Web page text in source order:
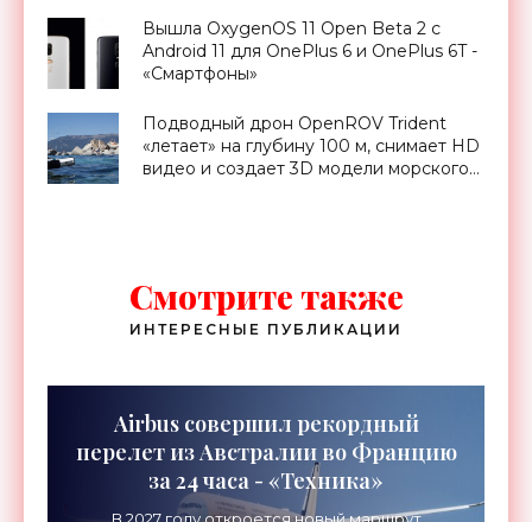
Вышла OxygenOS 11 Open Beta 2 с
Android 11 для OnePlus 6 и OnePlus 6T -
«Смартфоны»
Подводный дрон OpenROV Trident
«летает» на глубину 100 м, снимает HD
видео и создает 3D модели морского
Смотрите также
ИНТЕРЕСНЫЕ ПУБЛИКАЦИИ
Airbus совершил рекордный
перелет из Австралии во Францию
за 24 часа - «Техника»
В 2027 году откроется новый маршрут